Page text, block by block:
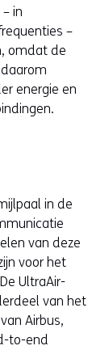
in
–
omdat de
energie en
in de
van deze
voor het
UltraAir-
van het
Airbus,
to-end